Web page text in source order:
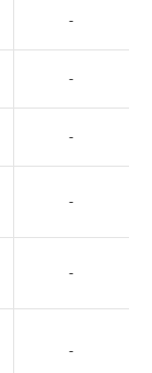
-
-
-
-
-
-